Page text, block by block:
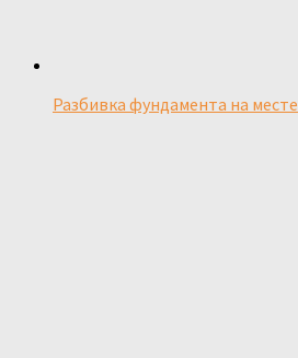
Разбивка фундамента на месте